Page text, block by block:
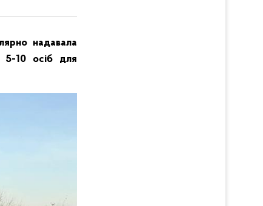
надавала
5-10 осіб для